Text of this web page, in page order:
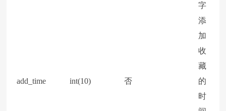
字
add_time int(10) 否
添
加
收
藏
的
时